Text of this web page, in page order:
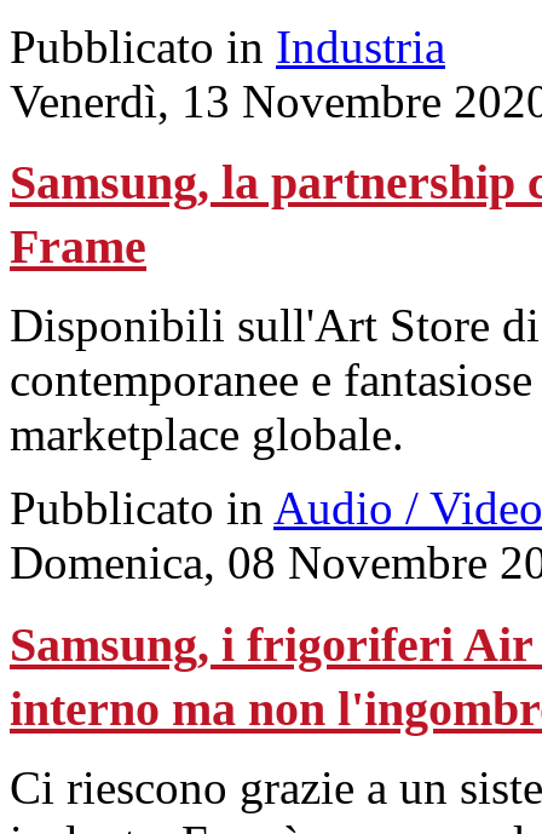
Pubblicato in Industria
Venerdì, 13 Novembre
Samsung, la
Frame
Disponibili sull'Art Store di
contemporanee e
marketplace globale.
Pubblicato in Audio / Video
Domenica, 08 Novembre
Samsung, i frigoriferi Air
interno ma non
Ci riescono grazie a un